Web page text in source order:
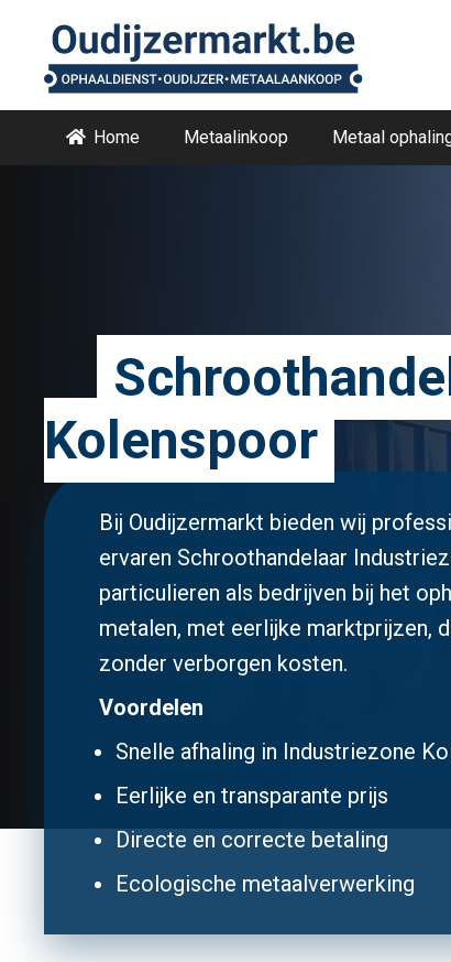
Home Metaalinkoop Metaal
Kolenspoor
Bij Oudijzermarkt bieden wij
ervaren Schroothandelaar
particulieren als bedrijven bij het
metalen, met eerlijke marktprijzen,
zonder verborgen kosten.
Voordelen
Snelle afhaling in Industriezone
Eerlijke en transparante prijs
Directe en correcte betaling
Ecologische metaalverwerking